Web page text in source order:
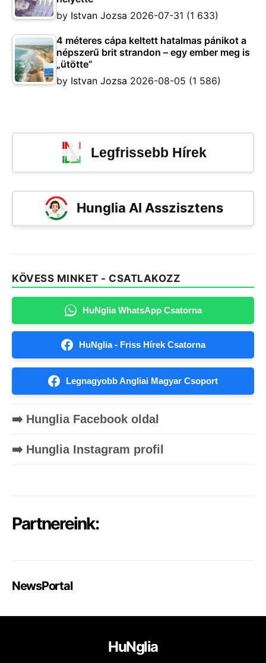
by Istvan Jozsa 2026-07-31 (1 633)
4 méteres cápa keltett hatalmas pánikot a
népszerű brit strandon – egy ember meg is
„ütötte”
by Istvan Jozsa 2026-08-05 (1 586)
Legfrissebb Hírek
Hunglia AI Asszisztens
KÖVESS MINKET - CSATLAKOZZ
HuNglia WhatsApp Csatorna
HuNglia - Friss Hírek Csatorna
Legnagyobb Angliai Magyar Csoport
➡️ Hunglia Facebook oldal
➡️ Hunglia Instagram profil
Partnereink:
NewsPortal
HuNglia